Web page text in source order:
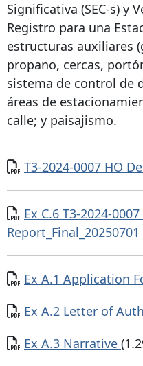
Significativa (SEC-s) y
Registro para una
estructuras auxiliares
propano, cercas,
sistema de control de
áreas de
calle; y paisajismo.
Documento
T3-2024-0007 HO
Documento
Ex C.6 T3-2024-
Report_Final_20250701
Documento
Ex A.1 Application
Documento
Ex A.2 Letter of
Documento
Ex A.3 Narrative